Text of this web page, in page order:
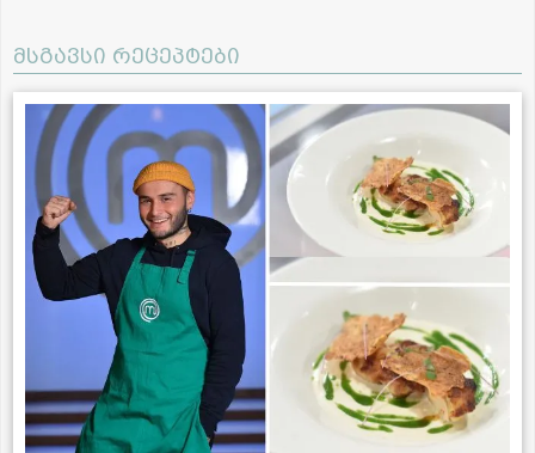
მსგავსი რეცეპტები